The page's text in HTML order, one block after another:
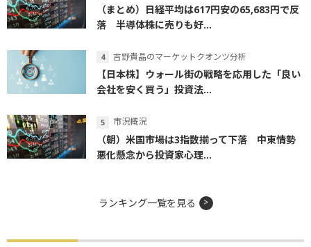
（まとめ）日経平均は617円安の65,683円で反
落 半導体株に売りも好...
吉野貴晶のマーケットクオンツ分析
【日本株】ウォール街の戦略を応用した「良い
会社を安く買う」投資法...
市況概況
（朝）米国市場は3指数揃って下落 中東情勢
悪化懸念から投資家心理...
ランキング一覧を見る